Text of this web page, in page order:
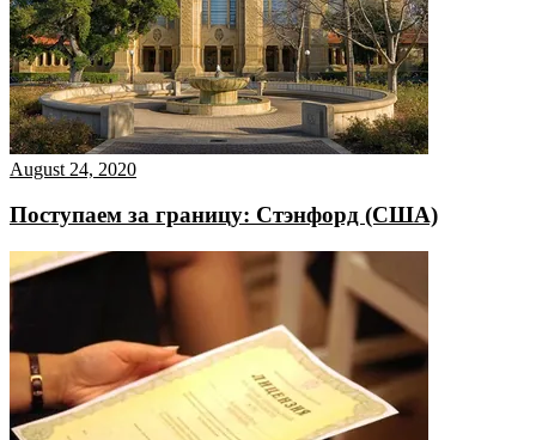
August 24, 2020
Поступаем за границу: Стэнфорд (США)